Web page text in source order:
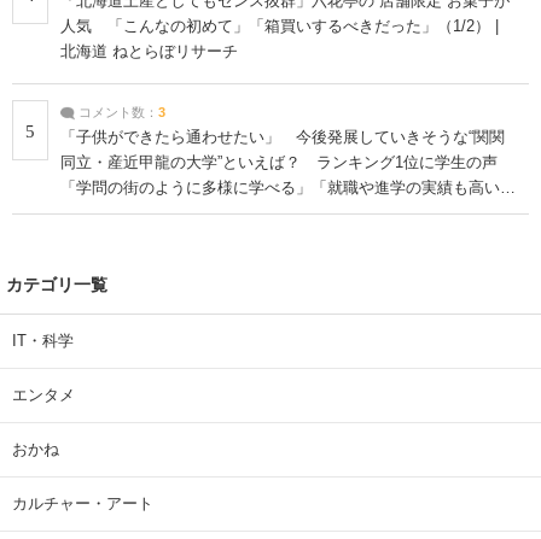
人気 「こんなの初めて」「箱買いするべきだった」（1/2） |
北海道 ねとらぼリサーチ
5
コメント数： 3
「子供ができたら通わせたい」 今後発展していきそうな“関関
同立・産近甲龍の大学”といえば？ ランキング1位に学生の声
「学問の街のように多様に学べる」「就職や進学の実績も高い」
| 大学 ねとらぼリサーチ
カテゴリ一覧
IT・科学
エンタメ
おかね
カルチャー・アート